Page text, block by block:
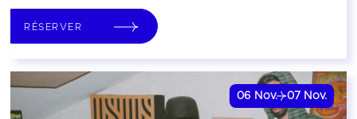
RÉSERVER
06 Nov. 07 Nov.